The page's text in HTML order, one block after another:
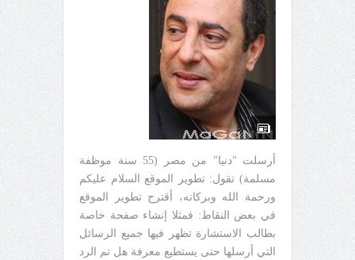
أرسلت "دنيا" من مصر (55 سنة موظفة
مسلمة) تقول: تطوير الموقع السلام عليكم
ورحمة الله وبركاته، أقترح تطوير الموقع
في بعض النقاط: فمثلا إنشاء صفحة خاصة
بطالب الاستشارة تظهر فيها جميع الرسائل
التي أرسلها حتى يستطيع معرفة هل تم الرد